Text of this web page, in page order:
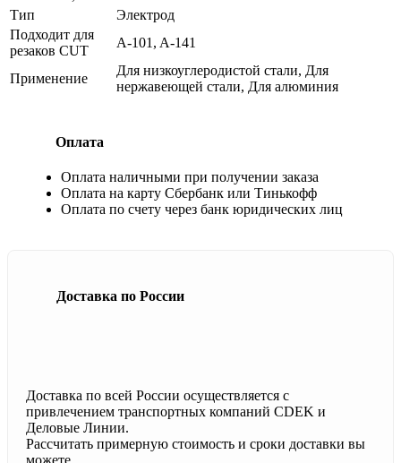
Тип
Электрод
Подходит для
резаков CUT
A-101, A-141
Применение
Для низкоуглеродистой стали, Для
нержавеющей стали, Для алюминия
Оплата
Оплата наличными при получении заказа
Оплата на карту Сбербанк или Тинькофф
Оплата по счету через банк юридических лиц
Доставка по России
Доставка по всей России осуществляется с
привлечением транспортных компаний CDEK и
Деловые Линии.
Рассчитать примерную стоимость и сроки доставки вы
можете